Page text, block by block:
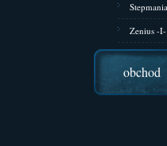
Zenius -
obchod